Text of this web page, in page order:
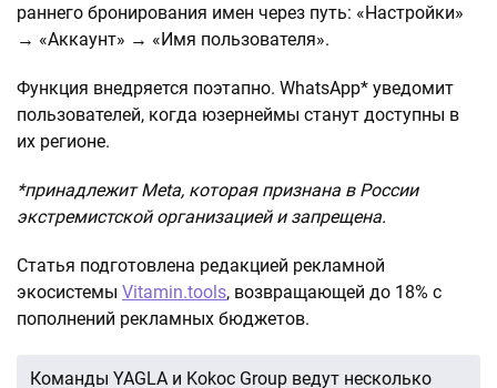
раннего бронирования имен через путь: «Настройки»
→ «Аккаунт» → «Имя пользователя».
Функция внедряется поэтапно. WhatsApp* уведомит
пользователей, когда юзернеймы станут доступны в
их регионе.
*принадлежит Meta, которая признана в России
экстремистской организацией и запрещена.
Статья подготовлена редакцией рекламной
экосистемы Vitamin.tools, возвращающей до 18% с
пополнений рекламных бюджетов.
Команды YAGLA и Kokoc Group ведут несколько